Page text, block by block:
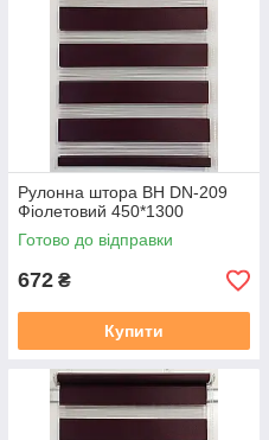
Рулонна штора ВН DN-209
Фіолетовий 450*1300
Готово до відправки
672 ₴
Купити